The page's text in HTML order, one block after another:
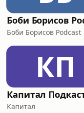
това
Боби Борисов Podcast
КП
Капитал